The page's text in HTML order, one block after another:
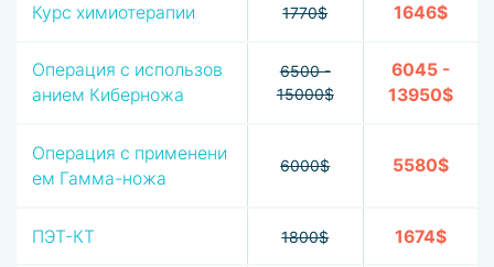
Курс химиотерапии 1770$ 1646$
Операция с использов
анием Киберножа
6500 -
15000$
6045 -
13950$
Операция с применени
ем Гамма-ножа
6000$ 5580$
ПЭТ-КТ 1800$ 1674$